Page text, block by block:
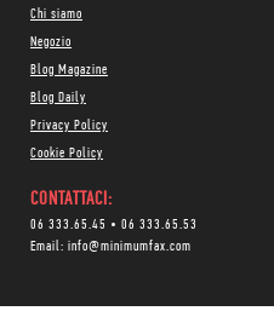
Chi siamo
Negozio
Blog Magazine
Blog Daily
Privacy Policy
Cookie Policy
CONTATTACI:
06 333.65.45 • 06 333.65.53
Email: info@minimumfax.com